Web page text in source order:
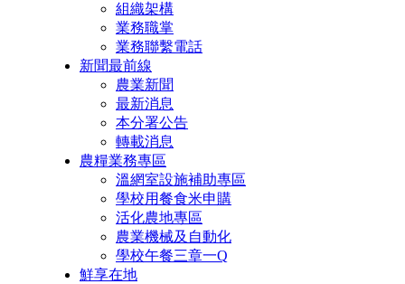
組織架構
業務職掌
業務聯繫電話
新聞最前線
農業新聞
最新消息
本分署公告
轉載消息
農糧業務專區
溫網室設施補助專區
學校用餐食米申購
活化農地專區
農業機械及自動化
學校午餐三章一Q
鮮享在地